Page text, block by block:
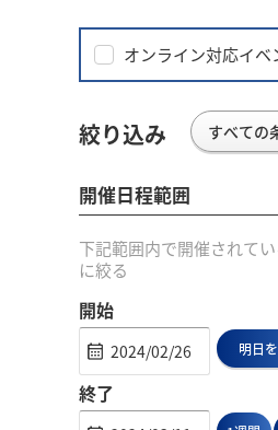
オンライン対応イベ
絞り込み すべての
開催日程範囲
下記範囲内で開催されて
に絞る
開始
明日
終了